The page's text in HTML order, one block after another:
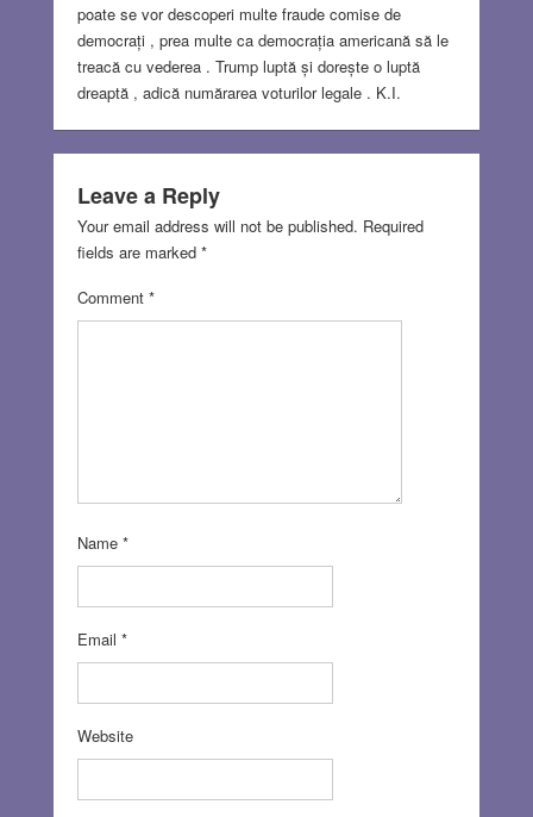
poate se vor descoperi multe fraude comise de
democrați , prea multe ca democrația americană să le
treacă cu vederea . Trump luptă și dorește o luptă
dreaptă , adică numărarea voturilor legale . K.I.
Leave a Reply
Your email address will not be published. Required
fields are marked *
Comment *
Name *
Email *
Website